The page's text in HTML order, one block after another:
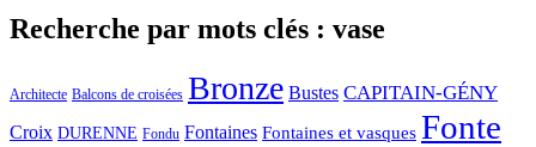
Recherche par mots clés : vase
Architecte Balcons de croisées Bronze Bustes CAPITAIN-GÉNY
Croix DURENNE Fondu Fontaines Fontaines et vasques Fonte